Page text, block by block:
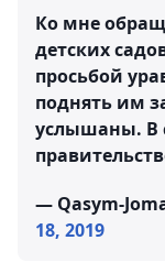
Ко мне
детских
просьбой
поднять им
услышаны. В
— Qasym-
18, 2019